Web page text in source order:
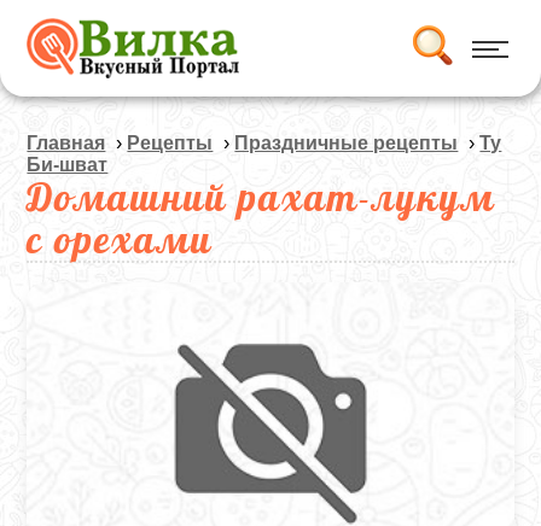
Главная › Рецепты › Праздничные рецепты ›Ту
Би-шват
Домашний рахат-лукум
с орехами